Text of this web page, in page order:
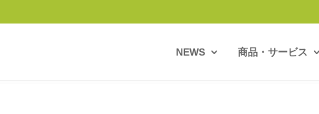
NEWS 商品・サービス